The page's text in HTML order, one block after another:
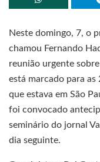
Neste domingo, 7, o
chamou Fernando
reunião urgente
está marcado para
que estava em São
foi convocado
seminário do jornal
dia seguinte.